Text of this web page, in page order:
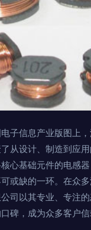
子信息产业版图上
从设计、制造到应
心基础元件的电感
或缺的一环。在众
司以其专业、专注
碑，成为众多客户信